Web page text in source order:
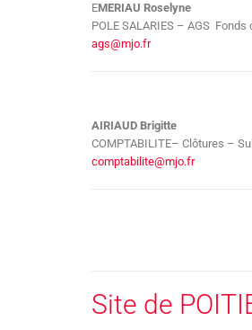
EMERIAU Roselyne
POLE SALARIES – AGS
ags@mjo.fr
AIRIAUD Brigitte
COMPTABILITE– Clôtures –
comptabilite@mjo.fr
Site de